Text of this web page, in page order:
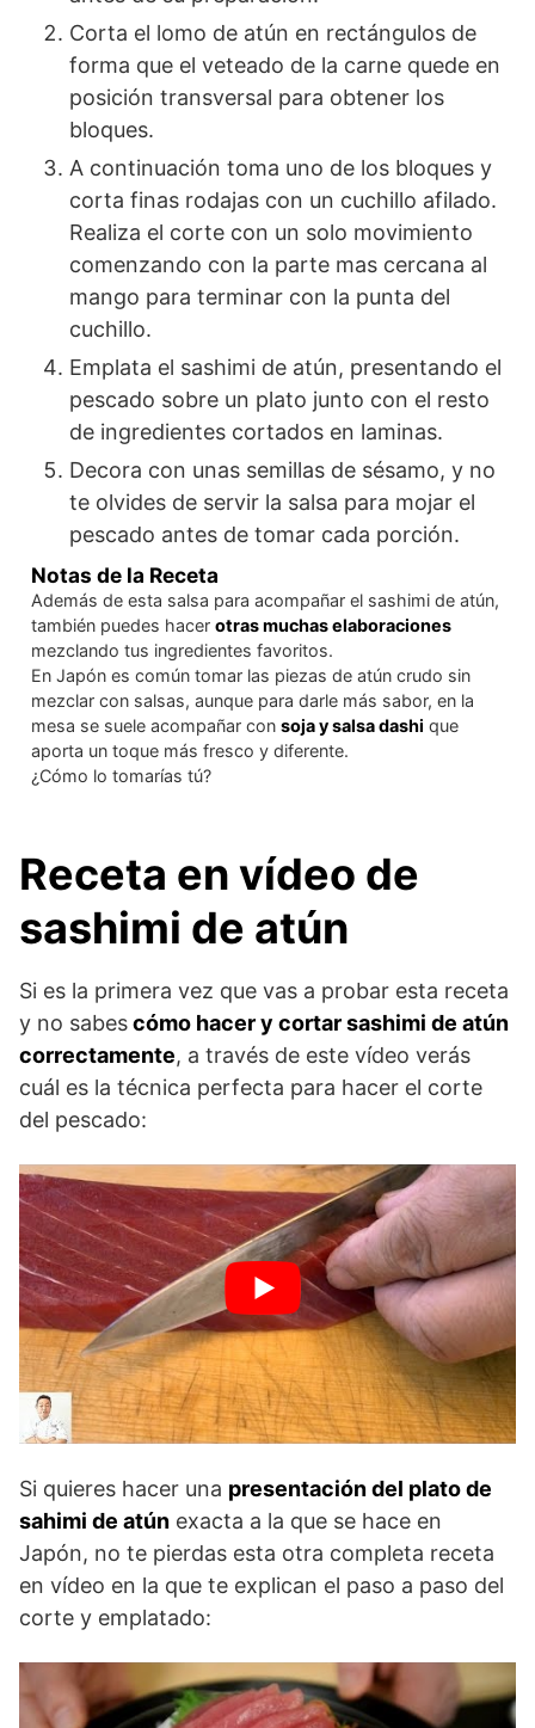
Corta el lomo de atún en rectángulos de
forma que el veteado de la carne quede en
posición transversal para obtener los
bloques.
A continuación toma uno de los bloques y
corta finas rodajas con un cuchillo afilado.
Realiza el corte con un solo movimiento
comenzando con la parte mas cercana al
mango para terminar con la punta del
cuchillo.
Emplata el sashimi de atún, presentando el
pescado sobre un plato junto con el resto
de ingredientes cortados en laminas.
Decora con unas semillas de sésamo, y no
te olvides de servir la salsa para mojar el
pescado antes de tomar cada porción.
Notas de la Receta
Además de esta salsa para acompañar el sashimi de atún,
también puedes hacer otras muchas elaboraciones
mezclando tus ingredientes favoritos.
En Japón es común tomar las piezas de atún crudo sin
mezclar con salsas, aunque para darle más sabor, en la
mesa se suele acompañar con soja y salsa dashi que
aporta un toque más fresco y diferente.
¿Cómo lo tomarías tú?
Receta en vídeo de
sashimi de atún
Si es la primera vez que vas a probar esta receta
y no sabescómo hacer y cortar sashimi de atún
correctamente, a través de este vídeo verás
cuál es la técnica perfecta para hacer el corte
del pescado:
Si quieres hacer una presentación del plato de
sahimi de atún exacta a la que se hace en
Japón, no te pierdas esta otra completa receta
en vídeo en la que te explican el paso a paso del
corte y emplatado: